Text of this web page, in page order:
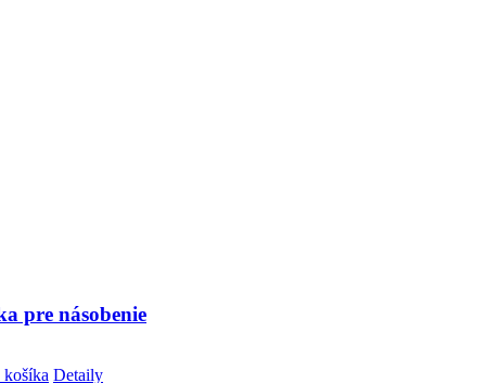
pre násobenie
Detaily